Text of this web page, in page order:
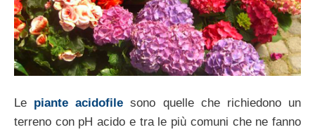
Le piante acidofile sono quelle che richiedono un
terreno con pH acido e tra le più comuni che ne fanno